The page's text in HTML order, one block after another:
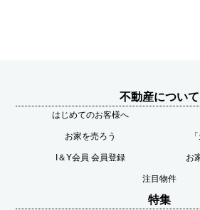
不動産について
はじめてのお客様へ
お家を売ろう
I＆Y会員 会員登録 お
注目物件
特集